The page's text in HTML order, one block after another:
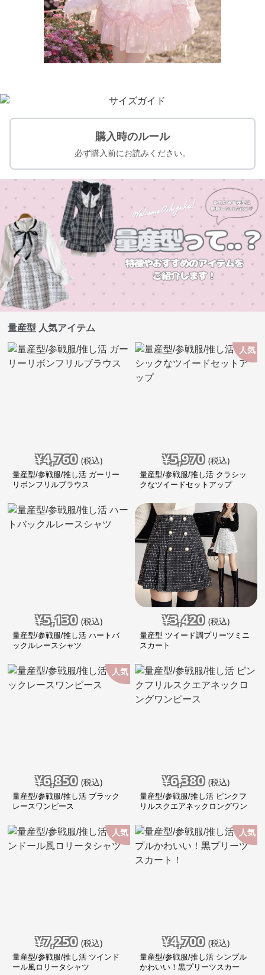
購入時のルール
必ず購入前にお読みください。
量産型 人気アイテム
¥4,760 (税込)
量産型/参戦服/推し活 ガーリー
リボンフリルブラウス
人気
¥5,970 (税込)
量産型/参戦服/推し活 クラシッ
クなツイードセットアップ
¥5,130 (税込)
量産型/参戦服/推し活 ハートバ
ックルレースシャツ
¥3,420 (税込)
量産型 ツイード調プリーツミニ
スカート
人気
¥6,850 (税込)
量産型/参戦服/推し活 ブラック
レースワンピース
¥6,380 (税込)
量産型/参戦服/推し活 ピンクフ
リルスクエアネックロングワン
人気
¥7,250 (税込)
量産型/参戦服/推し活 ツインド
ール風ロリータシャツ
人気
¥4,700 (税込)
量産型/参戦服/推し活 シンプル
かわいい！黒プリーツスカー